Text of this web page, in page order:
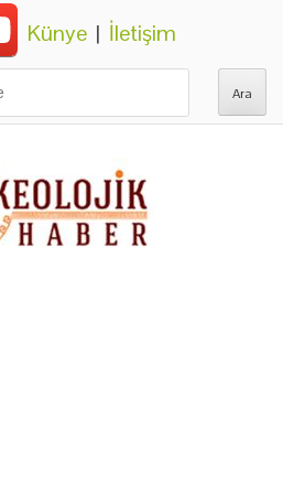
Künye | İletişim